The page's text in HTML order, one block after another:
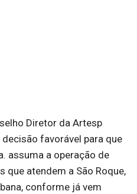
Diretor da Artesp
favorável para que
assuma a operação de
que atendem a São Roque,
conforme já vem